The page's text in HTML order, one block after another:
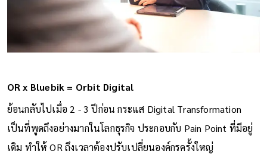
OR x Bluebik = Orbit Digital
ย้อนกลับไปเมื่อ 2 - 3 ปีก่อน กระแส Digital Transformation
เป็นที่พูดถึงอย่างมากในโลกธุรกิจ ประกอบกับ Pain Point ที่มีอยู่
เดิม ทำให้ OR ถึงเวลาต้องปรับเปลี่ยนองค์กรครั้งใหญ่